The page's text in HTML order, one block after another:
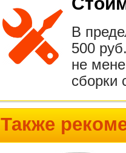
В
500
не
сборки
Также